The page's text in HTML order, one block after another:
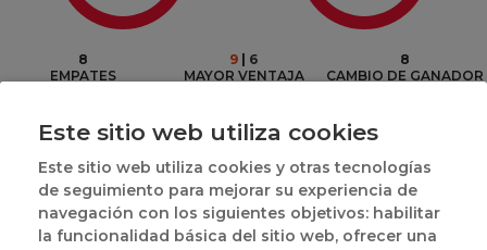
8
EMPATES
9
6
MAYOR VENTAJA
8
CAMBIO DE GANADOR
Este sitio web utiliza cookies
Este sitio web utiliza cookies y otras tecnologías
de seguimiento para mejorar su experiencia de
navegación con los siguientes objetivos: habilitar
la funcionalidad básica del sitio web, ofrecer una